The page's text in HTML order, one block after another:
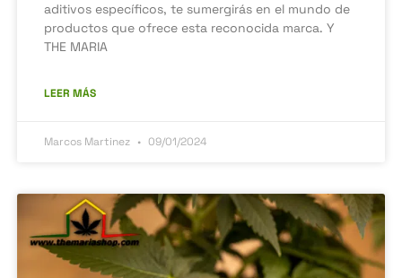
aditivos específicos, te sumergirás en el mundo de
productos que ofrece esta reconocida marca. Y
THE MARIA
LEER MÁS
Marcos Martinez 09/01/2024